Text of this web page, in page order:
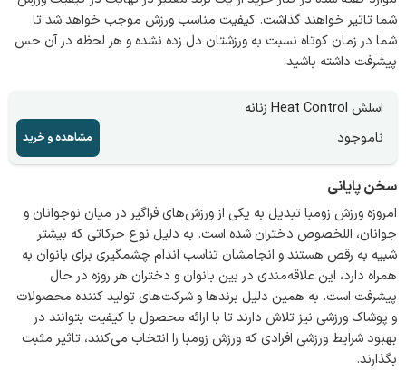
شما تاثیر خواهند گذاشت. کیفیت مناسب ورزش موجب خواهد شد تا
شما در زمان کوتاه نسبت به ورزشتان دل زده نشده و هر لحظه در آن حس
پیشرفت داشته باشید.
اسلش Heat Control زنانه
ناموجود
مشاهده و خرید
سخن پایانی
امروزه ورزش زومبا تبدیل به یکی از ورزش‌های فراگیر در میان نوجوانان و
جوانان، اللخصوص دختران شده است. به دلیل نوع حرکاتی که بیشتر
شبیه به رقص هستند و انجامشان تناسب اندام چشمگیری برای بانوان به
همراه دارد، این علاقه‌مندی در بین بانوان و دختران هر روزه در حال
پیشرفت است. به همین دلیل برندها و شرکت‌های تولید کننده محصولات
و پوشاک ورزشی نیز تلاش دارند تا با ارائه محصول با کیفیت بتوانند در
بهبود شرایط ورزشی افرادی که ورزش زومبا را انتخاب می‌کنند، تاثیر مثبت
بگذارند.